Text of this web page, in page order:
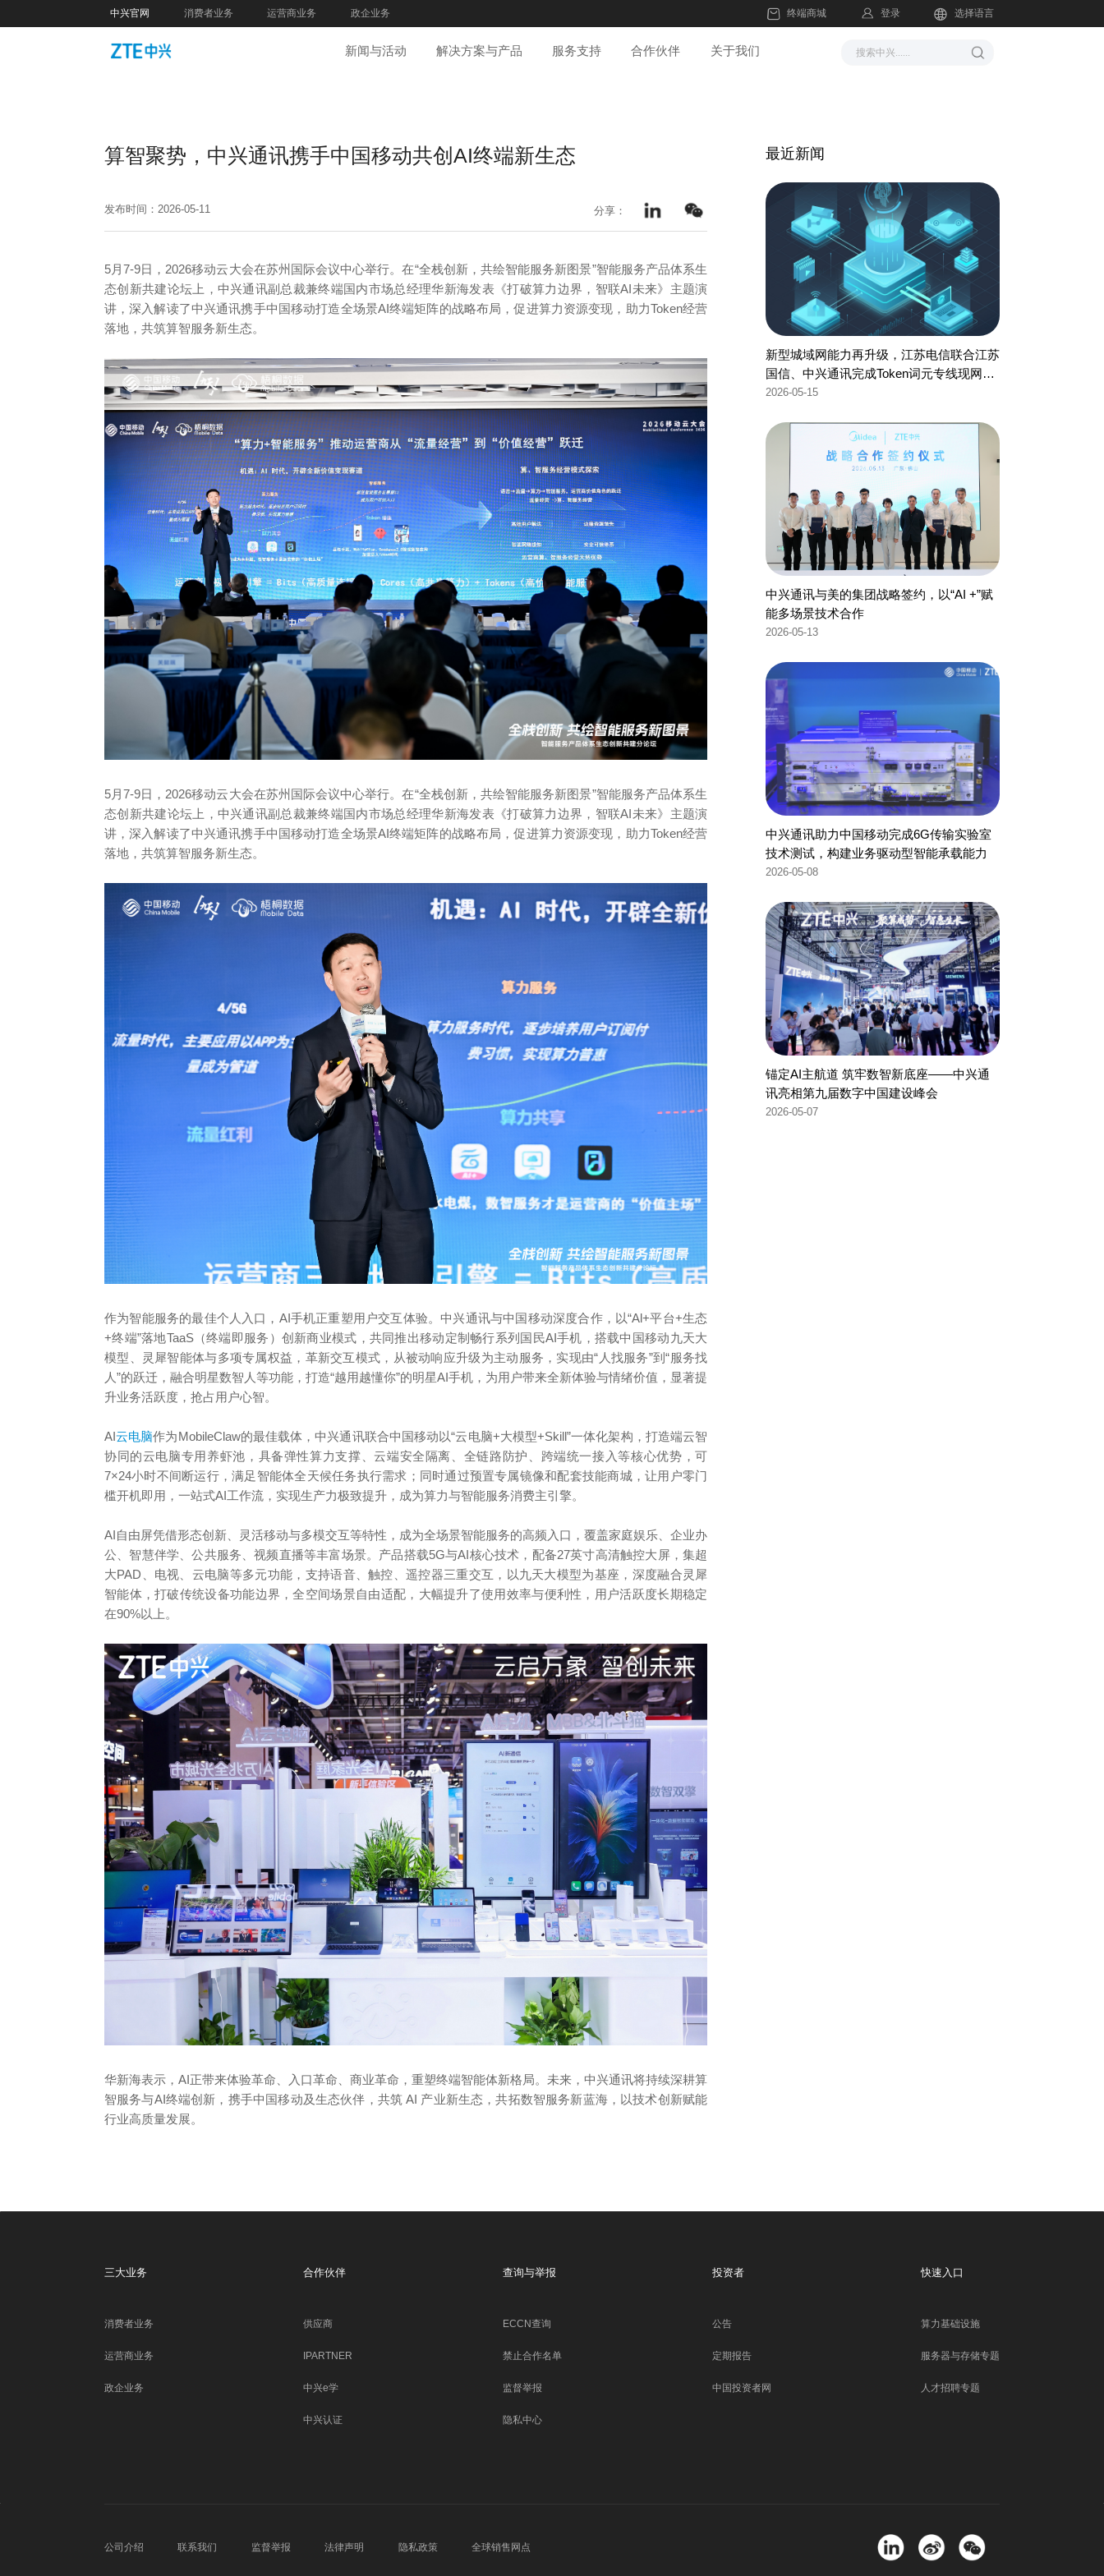
中兴官网 消费者业务 运营商业务 政企业务 终端商城 登录 选择语言
新闻与活动 解决方案与产品 服务支持 合作伙伴 关于我们
算智聚势，中兴通讯携手中国移动共创AI终端新生态
发布时间：2026-05-11 分享：
5月7-9日，2026移动云大会在苏州国际会议中心举行。在“全栈创新，共绘智能服务新图景”智能服务产品体系生
态创新共建论坛上，中兴通讯副总裁兼终端国内市场总经理华新海发表《打破算力边界，智联AI未来》主题演
讲，深入解读了中兴通讯携手中国移动打造全场景AI终端矩阵的战略布局，促进算力资源变现，助力Token经营
落地，共筑算智服务新生态。
5月7-9日，2026移动云大会在苏州国际会议中心举行。在“全栈创新，共绘智能服务新图景”智能服务产品体系生
态创新共建论坛上，中兴通讯副总裁兼终端国内市场总经理华新海发表《打破算力边界，智联AI未来》主题演
讲，深入解读了中兴通讯携手中国移动打造全场景AI终端矩阵的战略布局，促进算力资源变现，助力Token经营
落地，共筑算智服务新生态。
作为智能服务的最佳个人入口，AI手机正重塑用户交互体验。中兴通讯与中国移动深度合作，以“Al+平台+生态
+终端”落地TaaS（终端即服务）创新商业模式，共同推出移动定制畅行系列国民AI手机，搭载中国移动九天大
模型、灵犀智能体与多项专属权益，革新交互模式，从被动响应升级为主动服务，实现由“人找服务”到“服务找
人”的跃迁，融合明星数智人等功能，打造“越用越懂你”的明星AI手机，为用户带来全新体验与情绪价值，显著提
升业务活跃度，抢占用户心智。
AI云电脑作为MobileClaw的最佳载体，中兴通讯联合中国移动以“云电脑+大模型+Skill”一体化架构，打造端云智
协同的云电脑专用养虾池，具备弹性算力支撑、云端安全隔离、全链路防护、跨端统一接入等核心优势，可
7×24小时不间断运行，满足智能体全天候任务执行需求；同时通过预置专属镜像和配套技能商城，让用户零门
槛开机即用，一站式AI工作流，实现生产力极致提升，成为算力与智能服务消费主引擎。
AI自由屏凭借形态创新、灵活移动与多模交互等特性，成为全场景智能服务的高频入口，覆盖家庭娱乐、企业办
公、智慧伴学、公共服务、视频直播等丰富场景。产品搭载5G与AI核心技术，配备27英寸高清触控大屏，集超
大PAD、电视、云电脑等多元功能，支持语音、触控、遥控器三重交互，以九天大模型为基座，深度融合灵犀
智能体，打破传统设备功能边界，全空间场景自由适配，大幅提升了使用效率与便利性，用户活跃度长期稳定
在90%以上。
华新海表示，AI正带来体验革命、入口革命、商业革命，重塑终端智能体新格局。未来，中兴通讯将持续深耕算
智服务与AI终端创新，携手中国移动及生态伙伴，共筑 AI 产业新生态，共拓数智服务新蓝海，以技术创新赋能
行业高质量发展。
最近新闻
新型城域网能力再升级，江苏电信联合江苏
国信、中兴通讯完成Token词元专线现网验
证
2026-05-15
中兴通讯与美的集团战略签约，以“AI +”赋
能多场景技术合作
2026-05-13
中兴通讯助力中国移动完成6G传输实验室
技术测试，构建业务驱动型智能承载能力
2026-05-08
锚定AI主航道 筑牢数智新底座——中兴通
讯亮相第九届数字中国建设峰会
2026-05-07
三大业务
消费者业务
运营商业务
政企业务
合作伙伴
供应商
IPARTNER
中兴e学
中兴认证
查询与举报
ECCN查询
禁止合作名单
监督举报
隐私中心
投资者
公告
定期报告
中国投资者网
快速入口
算力基础设施
服务器与存储专题
人才招聘专题
公司介绍 联系我们 监督举报 法律声明 隐私政策 全球销售网点